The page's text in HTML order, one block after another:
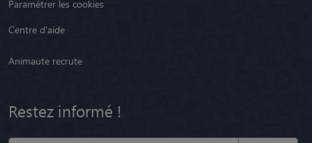
Paramétrer les cookies
Centre d'aide
Animaute recrute
Restez informé !